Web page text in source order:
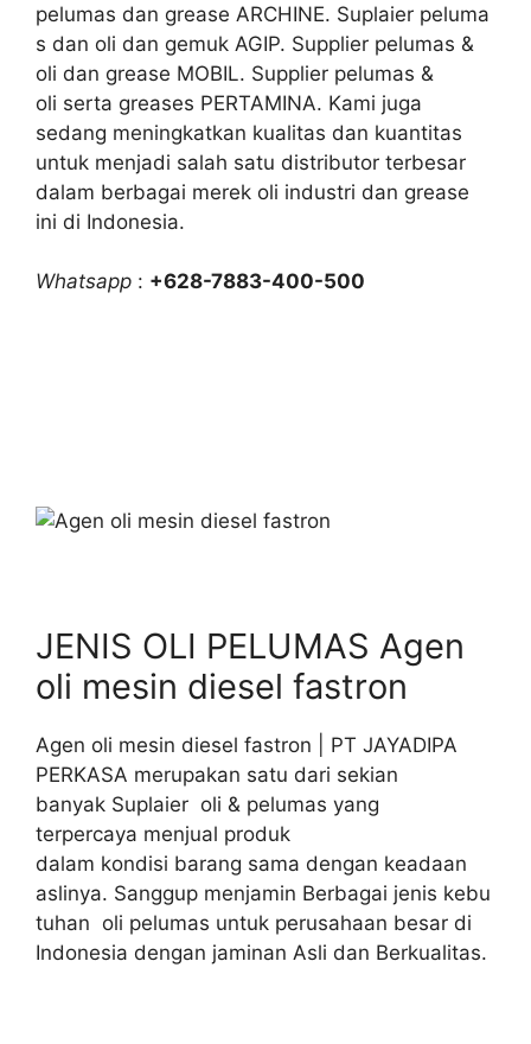
pelumas dan grease ARCHINE. Suplaier peluma
s dan oli dan gemuk AGIP. Supplier pelumas &
oli dan grease MOBIL. Supplier pelumas &
oli serta greases PERTAMINA. Kami juga
sedang meningkatkan kualitas dan kuantitas
untuk menjadi salah satu distributor terbesar
dalam berbagai merek oli industri dan grease
ini di Indonesia.
Whatsapp : +628-7883-400-500
JENIS OLI PELUMAS Agen
oli mesin diesel fastron
Agen oli mesin diesel fastron | PT JAYADIPA
PERKASA merupakan satu dari sekian
banyak Suplaier oli & pelumas yang
terpercaya menjual produk
dalam kondisi barang sama dengan keadaan
aslinya. Sanggup menjamin Berbagai jenis kebu
tuhan oli pelumas untuk perusahaan besar di
Indonesia dengan jaminan Asli dan Berkualitas.